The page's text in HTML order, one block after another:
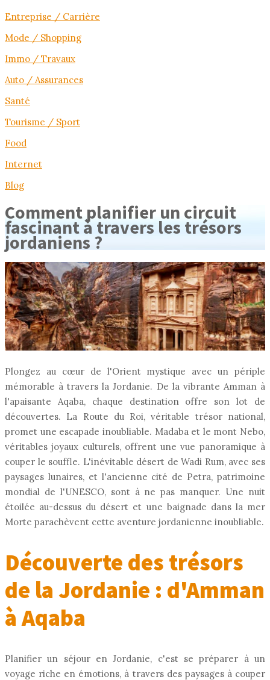
Entreprise / Carrière
Mode / Shopping
Immo / Travaux
Auto / Assurances
Santé
Tourisme / Sport
Food
Internet
Blog
Comment planifier un circuit
fascinant à travers les trésors
jordaniens ?
Plongez au cœur de l'Orient mystique avec un périple
mémorable à travers la Jordanie. De la vibrante Amman à
l'apaisante Aqaba, chaque destination offre son lot de
découvertes. La Route du Roi, véritable trésor national,
promet une escapade inoubliable. Madaba et le mont Nebo,
véritables joyaux culturels, offrent une vue panoramique à
couper le souffle. L'inévitable désert de Wadi Rum, avec ses
paysages lunaires, et l'ancienne cité de Petra, patrimoine
mondial de l'UNESCO, sont à ne pas manquer. Une nuit
étoilée au-dessus du désert et une baignade dans la mer
Morte parachèvent cette aventure jordanienne inoubliable.
Découverte des trésors
de la Jordanie : d'Amman
à Aqaba
Planifier un séjour en Jordanie, c'est se préparer à un
voyage riche en émotions, à travers des paysages à couper